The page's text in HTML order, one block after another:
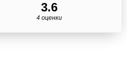
3.6
4 оценки